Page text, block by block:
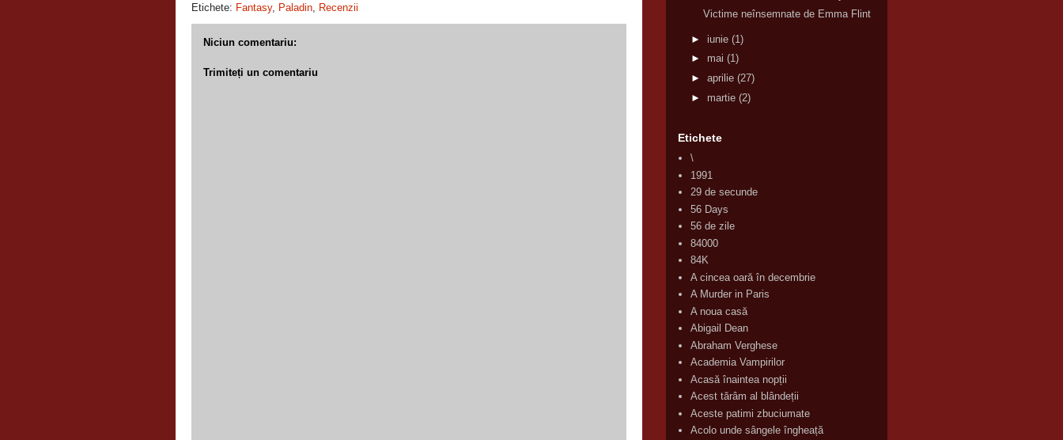
Etichete: Fantasy, Paladin, Recenzii
Niciun comentariu:
Trimiteți un comentariu
Victime neînsemnate de Emma Flint
► iunie (1)
► mai (1)
► aprilie (27)
► martie (2)
Etichete
\
1991
29 de secunde
56 Days
56 de zile
84000
84K
A cincea oară în decembrie
A Murder in Paris
A noua casă
Abigail Dean
Abraham Verghese
Academia Vampirilor
Acasă înaintea nopții
Acest tărâm al blândeții
Aceste patimi zbuciumate
Acolo unde sângele îngheață